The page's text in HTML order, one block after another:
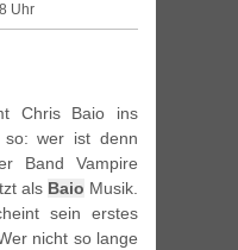
Uhr
Chris Baio ins
so: wer ist denn
Band Vampire
als Baio Musik.
sein erstes
nicht so lange